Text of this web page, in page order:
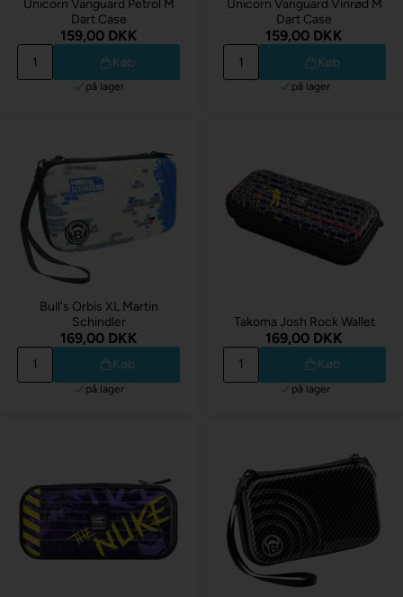
Unicorn Vanguard Petrol M
Dart Case
159,00 DKK
Køb
på lager
Unicorn Vanguard Vinrød M
Dart Case
159,00 DKK
Køb
på lager
Bull's Orbis XL Martin
Schindler
169,00 DKK
Køb
på lager
Takoma Josh Rock Wallet
169,00 DKK
Køb
på lager